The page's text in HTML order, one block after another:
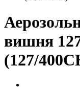
вишня
(127/